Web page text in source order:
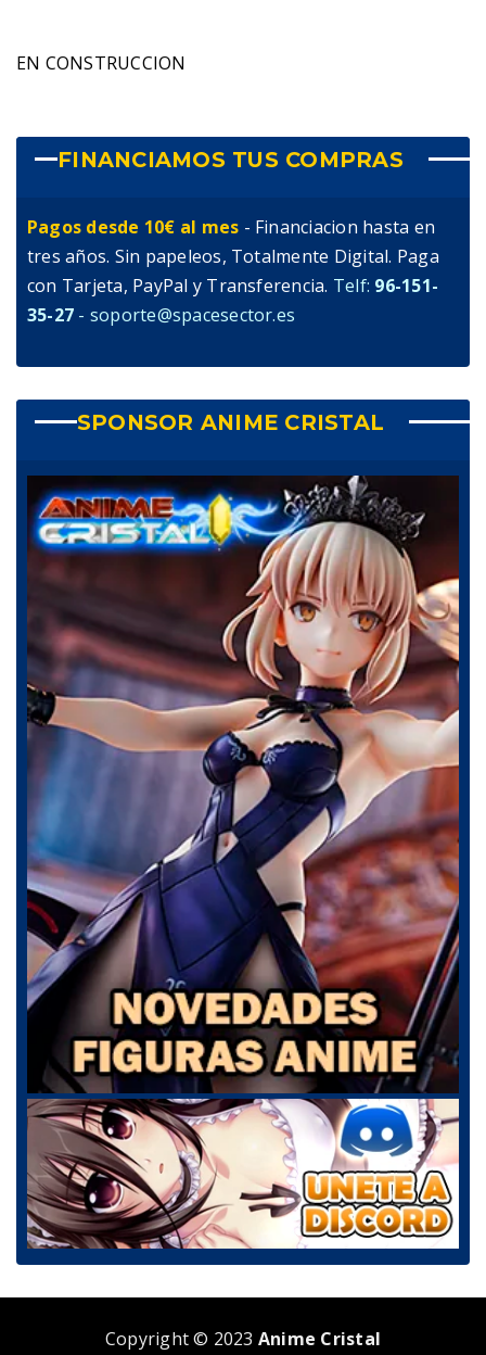
VIDEOJUEGOS
WALLPAPERS
TIENDA
EN CONSTRUCCION
FINANCIAMOS TUS COMPRAS
Pagos desde 10€ al mes - Financiacion hasta en
tres años. Sin papeleos, Totalmente Digital. Paga
con Tarjeta, PayPal y Transferencia. Telf: 96-151-
35-27 - soporte@spacesector.es
SPONSOR ANIME CRISTAL
Copyright © 2023 Anime Cristal